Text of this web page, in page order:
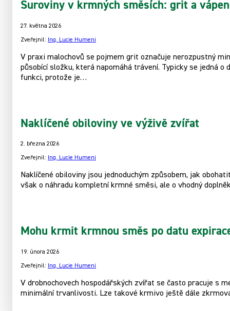
Suroviny v krmných směsích: grit a
27. května 2026
Zveřejnil: Ing. Lucie Humeni
V praxi malochovů se pojmem grit označuje nerozpustný
působící složku, která napomáhá trávení. Typicky se jedná
funkci, protože je…
Naklíčené obiloviny ve výživě zvířat
2. března 2026
Zveřejnil: Ing. Lucie Humeni
Naklíčené obiloviny jsou jednoduchým způsobem, jak
však o náhradu kompletní krmné směsi, ale o vhodný
Mohu krmit krmnou směs po datu
19. února 2026
Zveřejnil: Ing. Lucie Humeni
V drobnochovech hospodářských zvířat se často pracuje s
minimální trvanlivosti. Lze takové krmivo ještě dále